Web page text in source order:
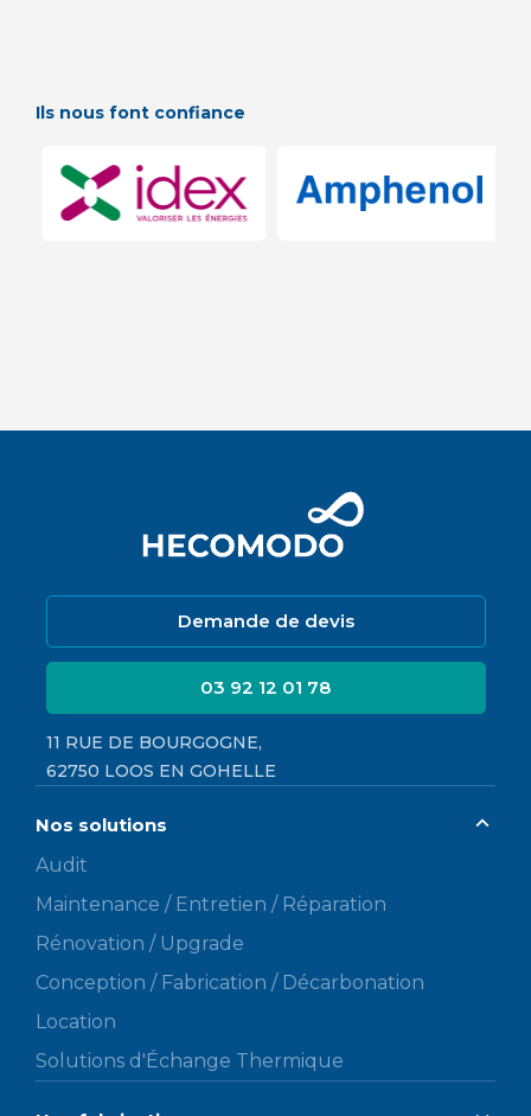
Ils nous font confiance
Nos solutions
Audit
Maintenance / Entretien / Réparation
Rénovation / Upgrade
Conception / Fabrication / Décarbonation
Location
Solutions d'Échange Thermique
Demande de devis
03 92 12 01 78
11 RUE DE BOURGOGNE,
62750 LOOS EN GOHELLE